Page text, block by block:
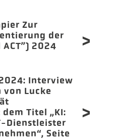
Zur
der
2024
Interview
von Lucke
Titel „KI:
Dienstleister
Seite